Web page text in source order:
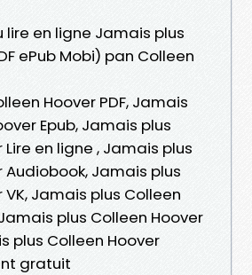
lire en ligne Jamais plus
ePub Mobi) pan Colleen
Hoover PDF, Jamais
Epub, Jamais plus
en ligne , Jamais plus
Audiobook, Jamais plus
Jamais plus Colleen
plus Colleen Hoover
plus Colleen Hoover
gratuit